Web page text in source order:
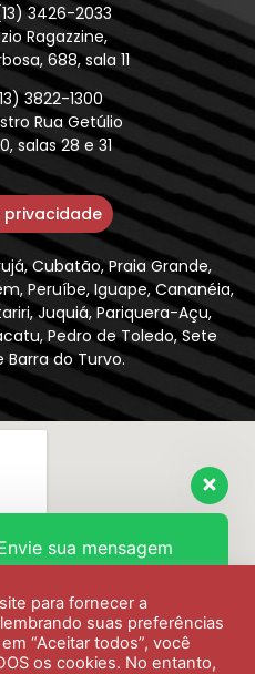
3426-2033
Ragazzine,
688, sala 11
3822-1300
Rua Getúlio
salas 28 e 31
Cubatão, Praia Grande,
Peruíbe, Iguape, Cananéia,
Juquiá, Pariquera-Açu,
Pedro de Toledo, Sete
Barra do Turvo.
para fornecer a
suas preferências
“Aceitar todos”, você
os cookies. No entanto,
sua mensagem
podemos ajudar?